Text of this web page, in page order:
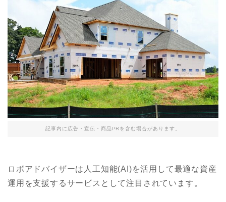
記事内に広告・宣伝・商品PRを含む場合があります。
ロボアドバイザーは人工知能(AI)を活用して最適な資産
運用を支援するサービスとして注目されています。